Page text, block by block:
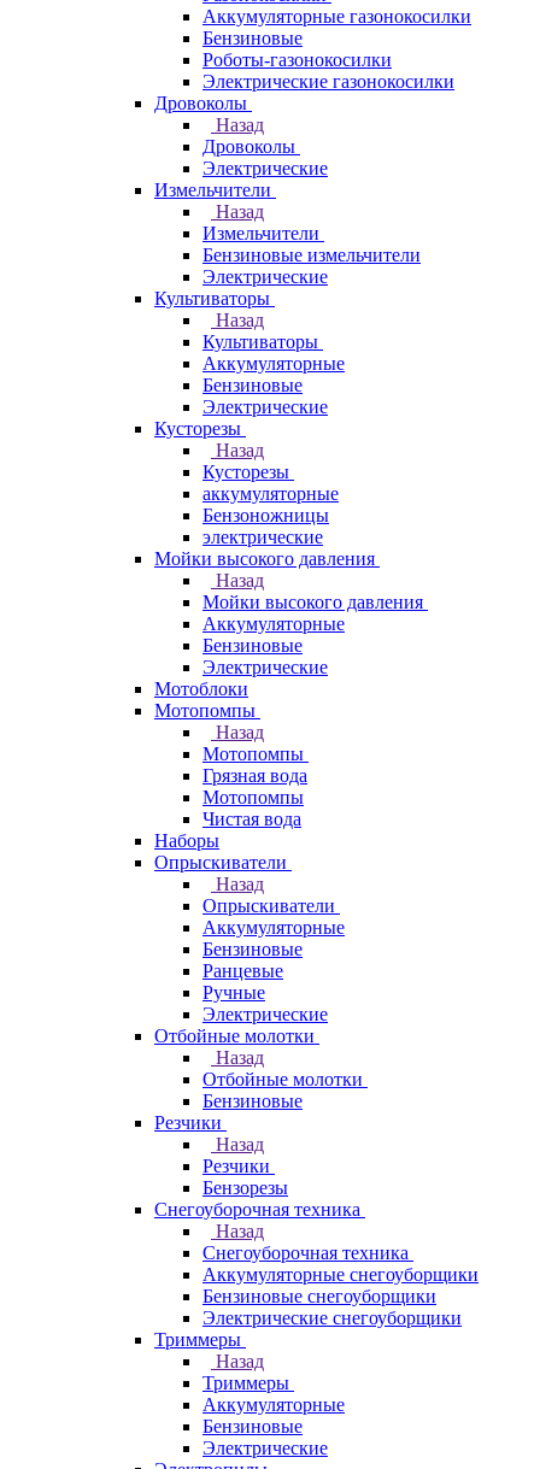
Аккумуляторные газонокосилки
Бензиновые
Роботы-газонокосилки
Электрические газонокосилки
Дровоколы
Назад
Дровоколы
Электрические
Измельчители
Назад
Измельчители
Бензиновые измельчители
Электрические
Культиваторы
Назад
Культиваторы
Аккумуляторные
Бензиновые
Электрические
Кусторезы
Назад
Кусторезы
аккумуляторные
Бензоножницы
электрические
Мойки высокого давления
Назад
Мойки высокого давления
Аккумуляторные
Бензиновые
Электрические
Мотоблоки
Мотопомпы
Назад
Мотопомпы
Грязная вода
Мотопомпы
Чистая вода
Наборы
Опрыскиватели
Назад
Опрыскиватели
Аккумуляторные
Бензиновые
Ранцевые
Ручные
Электрические
Отбойные молотки
Назад
Отбойные молотки
Бензиновые
Резчики
Назад
Резчики
Бензорезы
Снегоуборочная техника
Назад
Снегоуборочная техника
Аккумуляторные снегоуборщики
Бензиновые снегоуборщики
Электрические снегоуборщики
Триммеры
Назад
Триммеры
Аккумуляторные
Бензиновые
Электрические